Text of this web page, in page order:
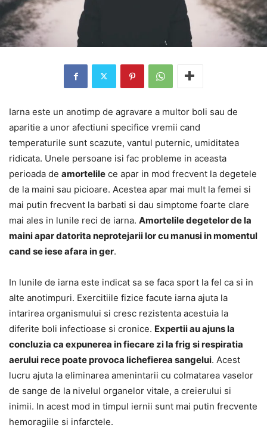
Iarna este un anotimp de agravare a multor boli sau de
aparitie a unor afectiuni specifice vremii cand
temperaturile sunt scazute, vantul puternic, umiditatea
ridicata. Unele persoane isi fac probleme in aceasta
perioada de amortelile ce apar in mod frecvent la degetele
de la maini sau picioare. Acestea apar mai mult la femei si
mai putin frecvent la barbati si dau simptome foarte clare
mai ales in lunile reci de iarna. Amortelile degetelor de la
maini apar datorita neprotejarii lor cu manusi in momentul
cand se iese afara in ger.
In lunile de iarna este indicat sa se faca sport la fel ca si in
alte anotimpuri. Exercitiile fizice facute iarna ajuta la
intarirea organismului si cresc rezistenta acestuia la
diferite boli infectioase si cronice. Expertii au ajuns la
concluzia ca expunerea in fiecare zi la frig si respiratia
aerului rece poate provoca lichefierea sangelui. Acest
lucru ajuta la eliminarea amenintarii cu colmatarea vaselor
de sange de la nivelul organelor vitale, a creierului si
inimii. In acest mod in timpul iernii sunt mai putin frecvente
hemoragiile si infarctele.